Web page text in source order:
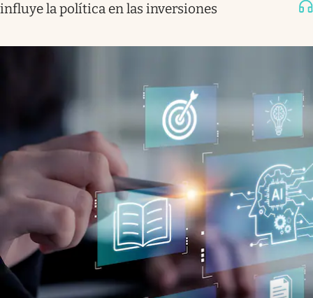
influye la política en las inversiones